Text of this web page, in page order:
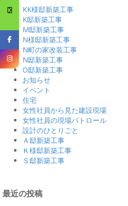
KK様邸新築工事
K邸新築工事
M邸新築工事
N様邸新築工事
N町の家改装工事
N邸新築工事
O邸新築工事
お知らせ
イベント
住宅
女性社員から見た建設現場
女性社員の現場パトロール
設計のひとりごと
Ａ邸新築工事
Ｋ様邸新築工事
Ｓ邸新築工事
最近の投稿